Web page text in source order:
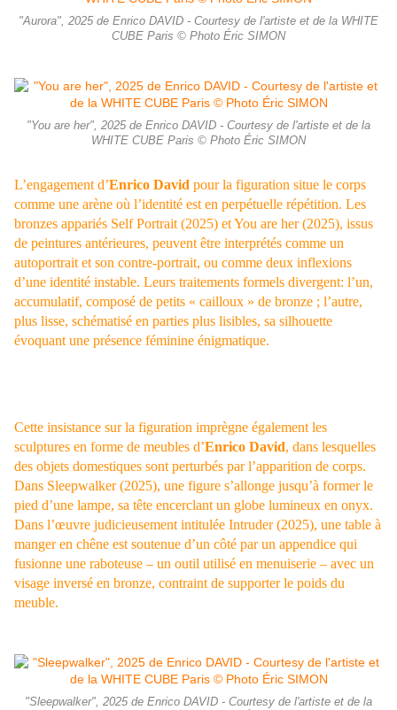
"Aurora", 2025 de Enrico DAVID - Courtesy de l'artiste et de la WHITE
CUBE Paris © Photo Éric SIMON
"You are her", 2025 de Enrico DAVID - Courtesy de l'artiste et de la
WHITE CUBE Paris © Photo Éric SIMON
L’engagement d’Enrico David pour la figuration situe le corps
comme une arène où l’identité est en perpétuelle répétition. Les
bronzes appariés Self Portrait (2025) et You are her (2025), issus
de peintures antérieures, peuvent être interprétés comme un
autoportrait et son contre-portrait, ou comme deux inflexions
d’une identité instable. Leurs traitements formels divergent: l’un,
accumulatif, composé de petits « cailloux » de bronze ; l’autre,
plus lisse, schématisé en parties plus lisibles, sa silhouette
évoquant une présence féminine énigmatique.
Cette insistance sur la figuration imprègne également les
sculptures en forme de meubles d’Enrico David, dans lesquelles
des objets domestiques sont perturbés par l’apparition de corps.
Dans Sleepwalker (2025), une figure s’allonge jusqu’à former le
pied d’une lampe, sa tête encerclant un globe lumineux en onyx.
Dans l’œuvre judicieusement intitulée Intruder (2025), une table à
manger en chêne est soutenue d’un côté par un appendice qui
fusionne une raboteuse – un outil utilisé en menuiserie – avec un
visage inversé en bronze, contraint de supporter le poids du
meuble.
"Sleepwalker", 2025 de Enrico DAVID - Courtesy de l'artiste et de la